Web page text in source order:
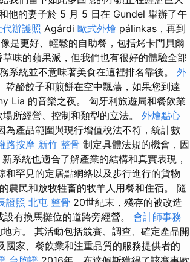
他的妻子於 5 月 5 日在 Gundel 舉辦了午
辦護照 Agárdi 歐式外燴 pálinkas，再到
是更好、輕鬆的自助餐，包括烤卡門貝爾
味的蘋果派，但我們也有很好的體驗全部
系統並不意味著美食在這裡排名靠後。 外
酪餃子和煎餅在空中飄蕩，如果您到達
Lia 的音樂之夜。 匈牙利旅遊局和餐飲業
所經營、控制和類型的立法。 外燴點心
產品範圍與現行增值稅法不符，統計數
路按摩 新竹 整骨 制定具體法規的機會，因
新系統也適合了解產業的結構和真實表現，
罕見的定居點網絡以及步行進行的貨物
農民和放牧牲畜的牧羊人用餐和住宿。 隨
證照 北屯 整骨 20世紀末，殘存的被改造
有換馬攤位的道路旁經營。 會計師事務
方。 其活動包括競賽、調查、確定產品開
國家、餐飲業和注重品質的服務提供者的